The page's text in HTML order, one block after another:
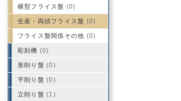
横型フライス盤 (0)
生産・両頭フライス盤 (0)
フライス盤関係その他 (0)
彫刻機 (0)
形削り盤 (0)
平削り盤 (0)
立削り盤 (1)